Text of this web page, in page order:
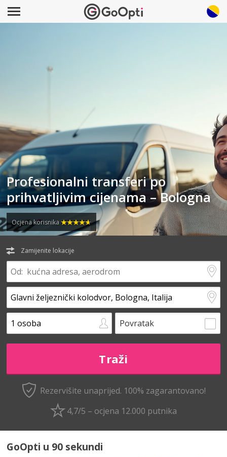
Profesionalni transferi po
prihvatljivim cijenama – Bologna
Ocjena korisnika
Zamijenite lokacije
Povratak
Rezervišite unaprijed. 100% zagarantovano!
4,7/5 – ocjena 12.000 putnika
GoOpti u 90 sekundi